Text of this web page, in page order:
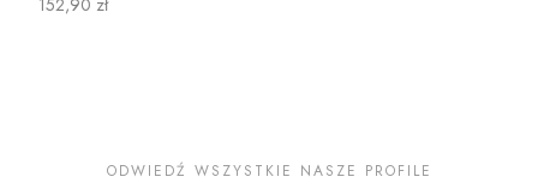
ODWIEDŹ WSZYSTKIE NASZE PROFILE